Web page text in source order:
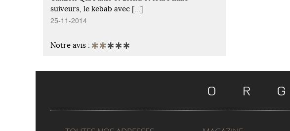
suiveurs, le kebab avec […]
25-11-2014
Notre avis :